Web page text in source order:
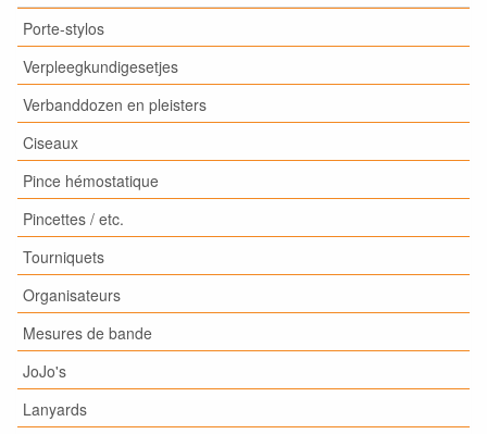
Porte-stylos
Verpleegkundigesetjes
Verbanddozen en pleisters
Ciseaux
Pince hémostatique
Pincettes / etc.
Tourniquets
Organisateurs
Mesures de bande
JoJo's
Lanyards